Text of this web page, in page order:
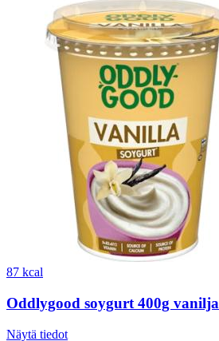
87 kcal
Oddlygood soygurt 400g vanilja
Näytä tiedot